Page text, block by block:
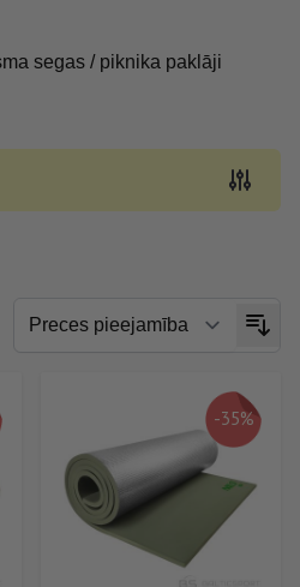
segas / piknika paklāji
-35%